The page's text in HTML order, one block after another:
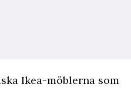
Ikea-möblerna som